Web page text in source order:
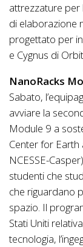
attrezzature per
di elaborazione
progettato per
e Cygnus di
NanoRacks
Sabato,
avviare la
Module 9 a
Center for Earth
NCESSE-
studenti che
che riguardano
spazio. Il
Stati Uniti
tecnologia,